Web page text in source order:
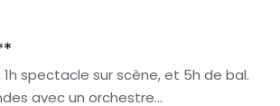
spectacle sur scène, et 5h de bal.
avec un orchestre…